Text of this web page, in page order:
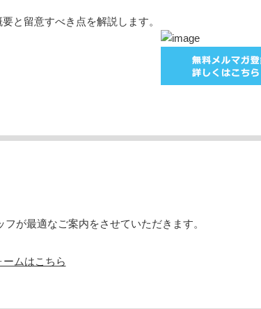
と留意すべき点を解説します。
が最適なご案内をさせていただきます。